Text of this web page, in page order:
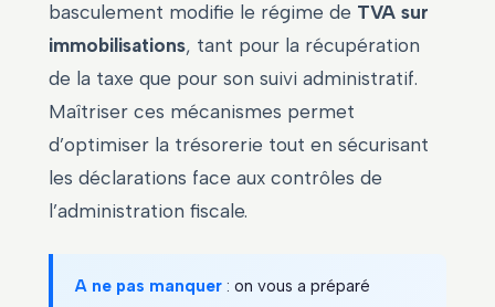
basculement modifie le régime de TVA sur
immobilisations, tant pour la récupération
de la taxe que pour son suivi administratif.
Maîtriser ces mécanismes permet
d’optimiser la trésorerie tout en sécurisant
les déclarations face aux contrôles de
l’administration fiscale.
A ne pas manquer : on vous a préparé